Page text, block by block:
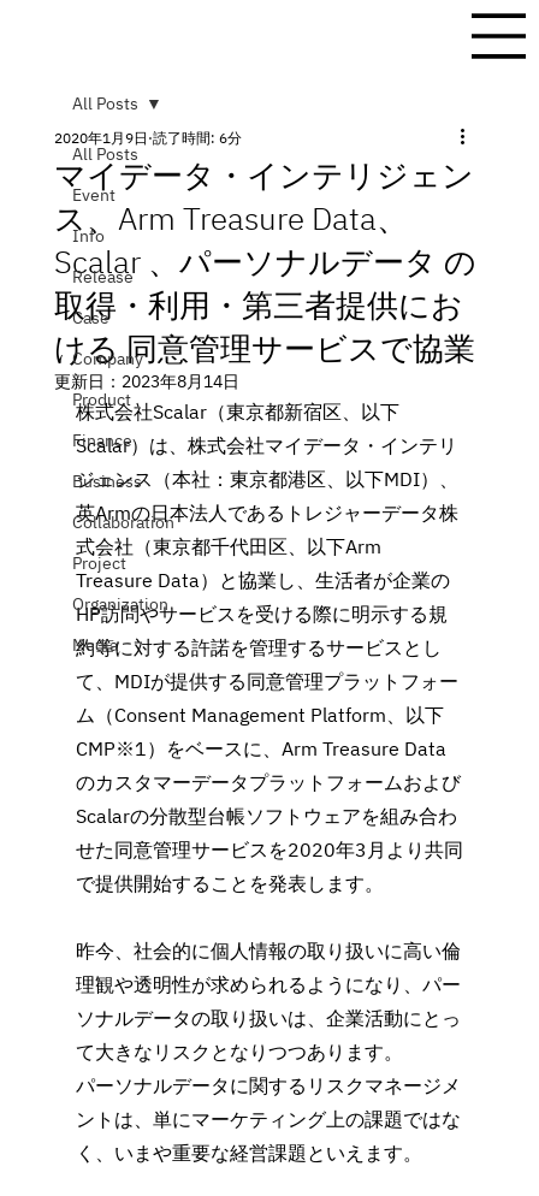
All Posts
Event
Info
Release
Case
Company
Product
Finance
Business
Collaboration
Project
Organization
Media
All Posts
マイデータ・インテリジェン
ス、Arm Treasure Data、
Scalar 、パーソナルデータ の
取得・利用・第三者提供にお
ける 同意管理サービスで協業
2020年1月9日 読了時間: 6分
更新日： 2023年8月14日
株式会社Scalar（東京都新宿区、以下
Scalar）は、株式会社マイデータ・インテリ
ジェンス（本社：東京都港区、以下MDI）、
英Armの日本法人であるトレジャーデータ株
式会社（東京都千代田区、以下Arm
Treasure Data）と協業し、生活者が企業の
HP訪問やサービスを受ける際に明示する規
約等に対する許諾を管理するサービスとし
て、MDIが提供する同意管理プラットフォー
ム（Consent Management Platform、以下
CMP※1）をベースに、Arm Treasure Data
のカスタマーデータプラットフォームおよび
Scalarの分散型台帳ソフトウェアを組み合わ
せた同意管理サービスを2020年3月より共同
で提供開始することを発表します。
昨今、社会的に個人情報の取り扱いに高い倫
理観や透明性が求められるようになり、パー
ソナルデータの取り扱いは、企業活動にとっ
て大きなリスクとなりつつあります。
パーソナルデータに関するリスクマネージメ
ントは、単にマーケティング上の課題ではな
く、いまや重要な経営課題といえます。